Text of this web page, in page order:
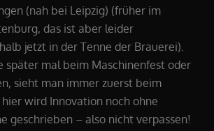
(nah bei Leipzig) (früher im
das ist aber leider
jetzt in der Tenne der Brauerei).
später mal beim Maschinenfest oder
sieht man immer zuerst beim
wird Innovation noch ohne
geschrieben – also nicht verpassen!